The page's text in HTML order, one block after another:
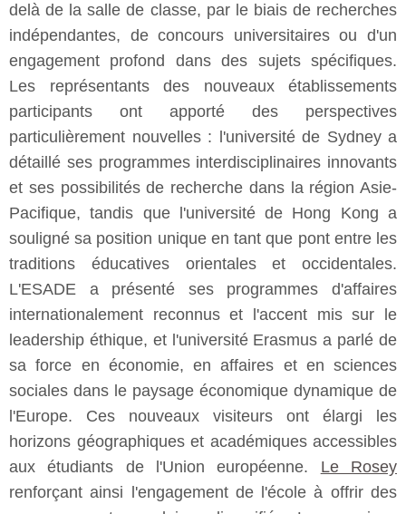
delà de la salle de classe, par le biais de recherches
indépendantes, de concours universitaires ou d'un
engagement profond dans des sujets spécifiques.
Les représentants des nouveaux établissements
participants ont apporté des perspectives
particulièrement nouvelles : l'université de Sydney a
détaillé ses programmes interdisciplinaires innovants
et ses possibilités de recherche dans la région Asie-
Pacifique, tandis que l'université de Hong Kong a
souligné sa position unique en tant que pont entre les
traditions éducatives orientales et occidentales.
L'ESADE a présenté ses programmes d'affaires
internationalement reconnus et l'accent mis sur le
leadership éthique, et l'université Erasmus a parlé de
sa force en économie, en affaires et en sciences
sociales dans le paysage économique dynamique de
l'Europe. Ces nouveaux visiteurs ont élargi les
horizons géographiques et académiques accessibles
aux étudiants de l'Union européenne. Le Rosey
renforçant ainsi l'engagement de l'école à offrir des